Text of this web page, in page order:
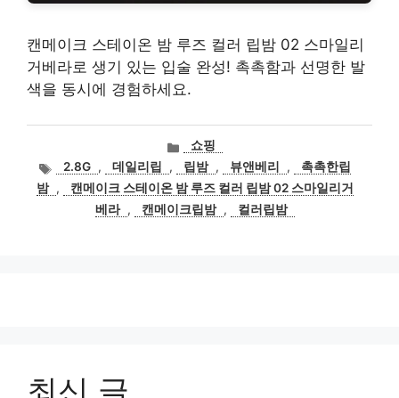
캔메이크 스테이온 밤 루즈 컬러 립밤 02 스마일리
거베라로 생기 있는 입술 완성! 촉촉함과 선명한 발
색을 동시에 경험하세요.
카
테
고
리
쇼핑
태2.8G , 데일리립 , 립밤 , 뷰앤베리 ,
촉촉한립
밤 ,
캔메이크 스테이온 밤 루즈 컬러 립밤 02 스마일리거
베라 , 캔메이크립밤 , 컬러립밤
최신 글